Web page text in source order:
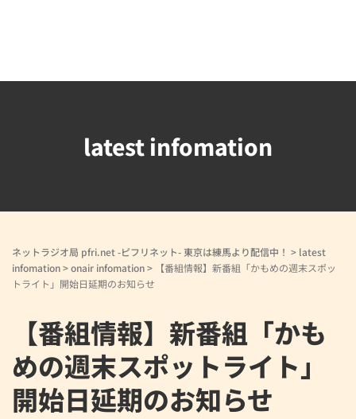
latest infomation
ネットラジオ局 pfri.net -ピフリネット- 東京は練馬より配信中！ > latest
infomation>onair infomation>
【番組情報】新番組「かもめの週末スポッ
トライト」開始日延期のお知らせ
【番組情報】新番組「かも
めの週末スポットライト」
開始日延期のお知らせ